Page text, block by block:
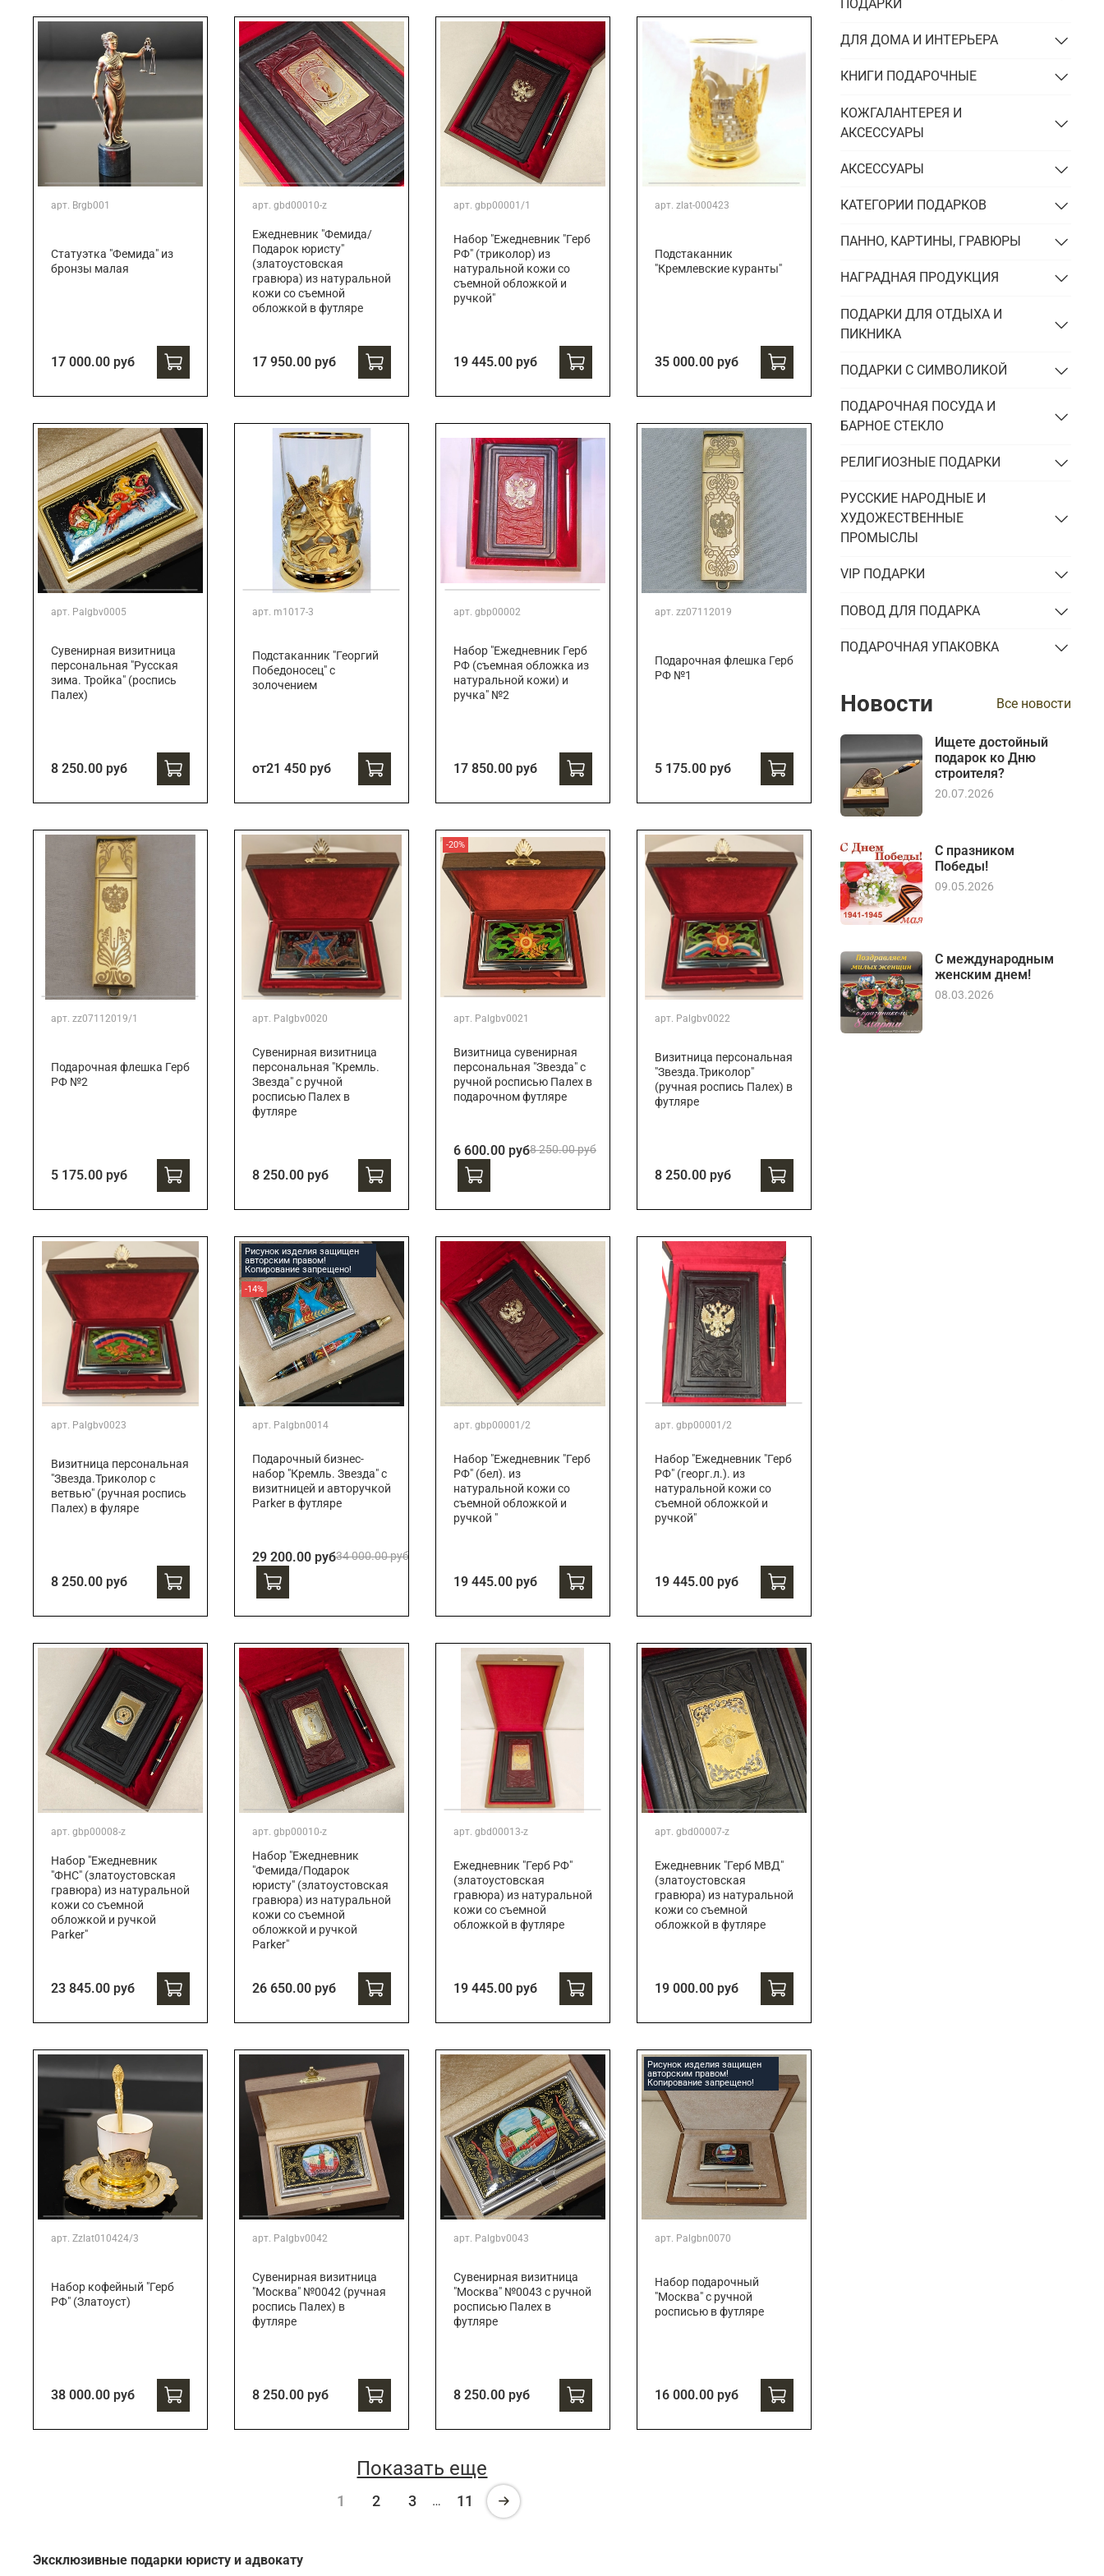
Подарки брокеру
Подарки директору/руководителю
Подарки строителю
Подарки учителю
Подарки энергетику
арт. Brgb001
Статуэтка "Фемида" из
бронзы малая
17 000.00 руб
арт. gbd00010-z
Ежедневник "Фемида/
Подарок юристу"
(златоустовская
гравюра) из натуральной
кожи со съемной
обложкой в футляре
17 950.00 руб
арт. gbp00001/1
Набор "Ежедневник "Герб
РФ" (триколор) из
натуральной кожи со
съемной обложкой и
ручкой"
19 445.00 руб
арт. zlat-000423
Подстаканник
"Кремлевские куранты"
35 000.00 руб
арт. Palgbv0005
Сувенирная визитница
персональная "Русская
зима. Тройка" (роспись
Палех)
8 250.00 руб
арт. m1017-3
Подстаканник "Георгий
Победоносец" с
золочением
от21 450 руб
арт. gbp00002
Набор "Ежедневник Герб
РФ (съемная обложка из
натуральной кожи) и
ручка" №2
17 850.00 руб
арт. zz07112019
Подарочная флешка Герб
РФ №1
5 175.00 руб
арт. zz07112019/1
Подарочная флешка Герб
РФ №2
5 175.00 руб
арт. Palgbv0020
Сувенирная визитница
персональная "Кремль.
Звезда" с ручной
росписью Палех в
футляре
8 250.00 руб
-20%
арт. Palgbv0021
Визитница сувенирная
персональная "Звезда" с
ручной росписью Палех в
подарочном футляре
6 600.00 руб8 250.00 руб
арт. Palgbv0022
Визитница персональная
"Звезда.Триколор"
(ручная роспись Палех) в
футляре
8 250.00 руб
арт. Palgbv0023
Визитница персональная
"Звезда.Триколор с
ветвью" (ручная роспись
Палех) в фуляре
8 250.00 руб
Рисунок изделия защищен
авторским правом!
Копирование запрещено!
-14%
арт. Palgbn0014
Подарочный бизнес-
набор "Кремль. Звезда" с
визитницей и авторучкой
Parker в футляре
29 200.00 руб34 000.00 руб
арт. gbp00001/2
Набор "Ежедневник "Герб
РФ" (бел). из
натуральной кожи со
съемной обложкой и
ручкой "
19 445.00 руб
арт. gbp00001/2
Набор "Ежедневник "Герб
РФ" (георг.л.). из
натуральной кожи со
съемной обложкой и
ручкой"
19 445.00 руб
арт. gbp00008-z
Набор "Ежедневник
"ФНС" (златоустовская
гравюра) из натуральной
кожи со съемной
обложкой и ручкой
Parker"
23 845.00 руб
арт. gbp00010-z
Набор "Ежедневник
"Фемида/Подарок
юристу" (златоустовская
гравюра) из натуральной
кожи со съемной
обложкой и ручкой
Parker"
26 650.00 руб
арт. gbd00013-z
Ежедневник "Герб РФ"
(златоустовская
гравюра) из натуральной
кожи со съемной
обложкой в футляре
19 445.00 руб
арт. gbd00007-z
Ежедневник "Герб МВД"
(златоустовская
гравюра) из натуральной
кожи со съемной
обложкой в футляре
19 000.00 руб
арт. Zzlat010424/3
Набор кофейный "Герб
РФ" (Златоуст)
38 000.00 руб
арт. Palgbv0042
Сувенирная визитница
"Москва" №0042 (ручная
роспись Палех) в
футляре
8 250.00 руб
арт. Palgbv0043
Сувенирная визитница
"Москва" №0043 с ручной
росписью Палех в
футляре
8 250.00 руб
Рисунок изделия защищен
авторским правом!
Копирование запрещено!
арт. Palgbn0070
Набор подарочный
"Москва" с ручной
росписью в футляре
16 000.00 руб
Показать еще
1 2 3 … 11
Эксклюзивные подарки юристу и адвокату
ПОДАРКИ
ДЛЯ ДОМА И ИНТЕРЬЕРА
КНИГИ ПОДАРОЧНЫЕ
КОЖГАЛАНТЕРЕЯ И
АКСЕССУАРЫ
АКСЕССУАРЫ
КАТЕГОРИИ ПОДАРКОВ
ПАННО, КАРТИНЫ, ГРАВЮРЫ
НАГРАДНАЯ ПРОДУКЦИЯ
ПОДАРКИ ДЛЯ ОТДЫХА И
ПИКНИКА
ПОДАРКИ С СИМВОЛИКОЙ
ПОДАРОЧНАЯ ПОСУДА И
БАРНОЕ СТЕКЛО
РЕЛИГИОЗНЫЕ ПОДАРКИ
РУССКИЕ НАРОДНЫЕ И
ХУДОЖЕСТВЕННЫЕ
ПРОМЫСЛЫ
VIP ПОДАРКИ
ПОВОД ДЛЯ ПОДАРКА
ПОДАРОЧНАЯ УПАКОВКА
Новости Все новости
Ищете достойный
подарок ко Дню
строителя?
20.07.2026
С празником
Победы!
09.05.2026
С международным
женским днем!
08.03.2026